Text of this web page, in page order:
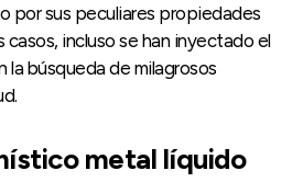
por sus peculiares propiedades
casos, incluso se han inyectado el
la búsqueda de milagrosos
metal líquido